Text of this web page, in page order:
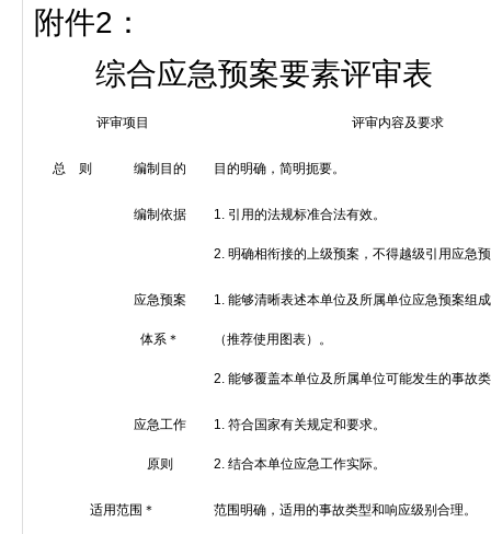
附件2 ：
综合应急预案要素评审表
评审项目 评审内容及要求
总 则 编制目的 目的明确，简明扼要。
编制依据 1. 引用的法规标准合法有效。
2. 明确相衔接的上级预案，不得越级引用应急
应急预案
体系＊
1. 能够清晰表述本单位及所属单位应急预案组
（推荐使用图表）。
2. 能够覆盖本单位及所属单位可能发生的事故
应急工作
原则
1. 符合国家有关规定和要求。
2. 结合本单位应急工作实际。
适用范围＊ 范围明确，适用的事故类型和响应级别合理。